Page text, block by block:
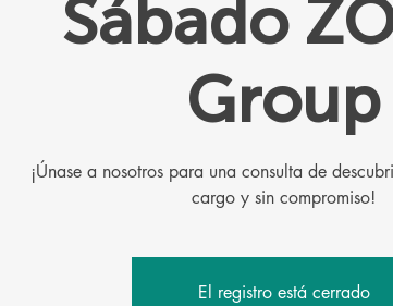
Sábado
Group
¡Únase a nosotros para una consulta de
El registro está cerrado